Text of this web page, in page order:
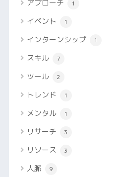
アプローチ 1
イベント 1
インターンシップ 1
スキル 7
ツール 2
トレンド 1
メンタル 1
リサーチ 3
リソース 3
人脈 9